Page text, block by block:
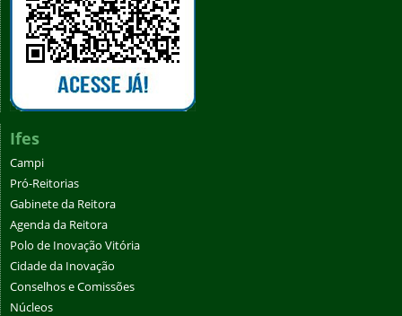
Ifes
Campi
Pró-Reitorias
Gabinete da Reitora
Agenda da Reitora
Polo de Inovação Vitória
Cidade da Inovação
Conselhos e Comissões
Núcleos